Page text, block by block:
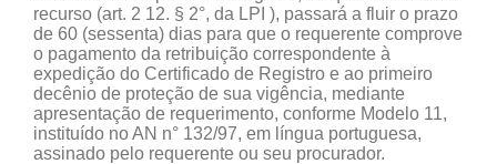
recurso (art. 2 12. § 2°, da LPI ), passará a fluir o prazo
de 60 (sessenta) dias para que o requerente comprove
o pagamento da retribuição correspondente à
expedição do Certificado de Registro e ao primeiro
decênio de proteção de sua vigência, mediante
apresentação de requerimento, conforme Modelo 11,
instituído no AN n° 132/97, em língua portuguesa,
assinado pelo requerente ou seu procurador.